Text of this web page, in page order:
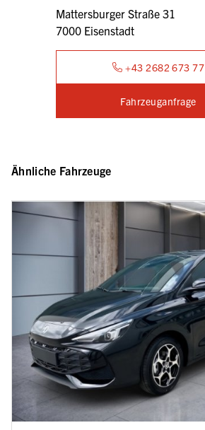
Mattersburger Straße 31
7000 Eisenstadt
+43 2682 673 77
Fahrzeuganfrage
Ähnliche Fahrzeuge